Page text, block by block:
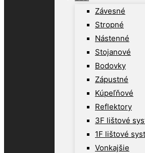
Závesné
Stropné
Nástenné
Stojanové
Bodovky
Zápustné
Kúpeľňové
Reflektory
3F lištové
1F lištové
Vonkajšie